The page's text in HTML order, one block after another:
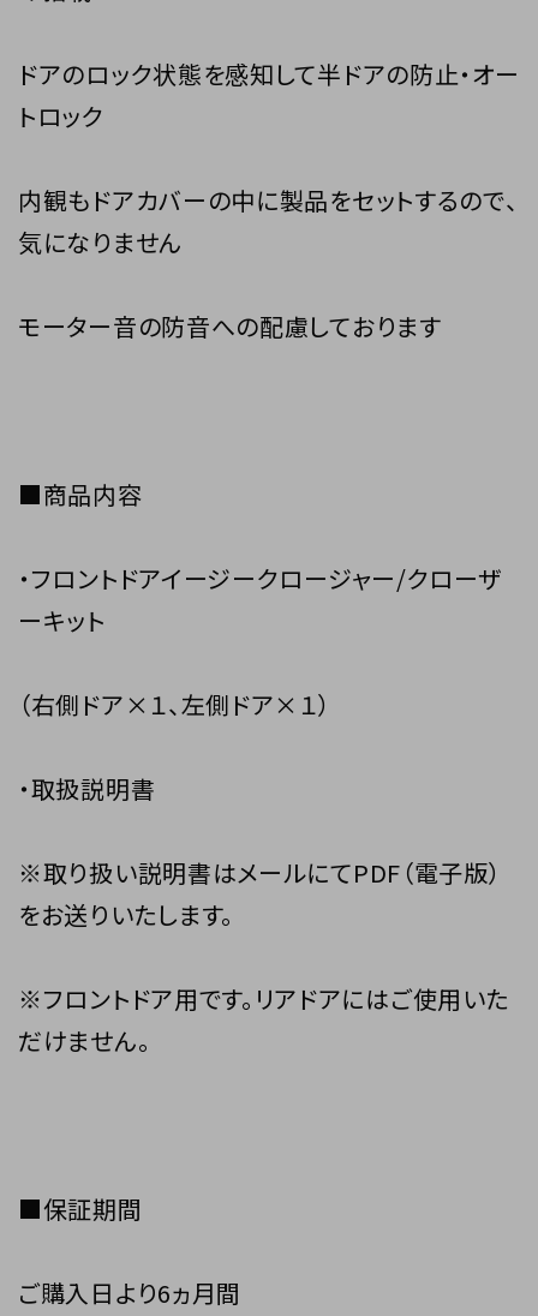
ドアのロック状態を感知して半ドアの防止・オー
トロック
内観もドアカバーの中に製品をセットするので、
気になりません
モーター音の防音への配慮しております
■商品内容
・フロントドアイージークロージャー/クローザ
ーキット
（右側ドア×１、左側ドア×１）
・取扱説明書
※取り扱い説明書はメールにてPDF（電子版）
をお送りいたします。
※フロントドア用です。リアドアにはご使用いた
だけません。
■保証期間
ご購入日より6ヵ月間